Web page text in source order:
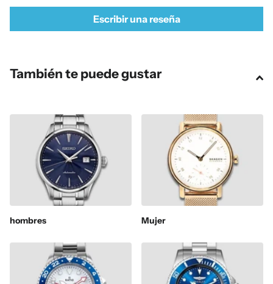
Escribir una reseña
También te puede gustar
hombres Mujer